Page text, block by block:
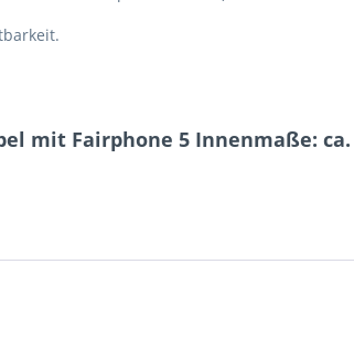
mit Fairphone 5 Innenmaße: ca.